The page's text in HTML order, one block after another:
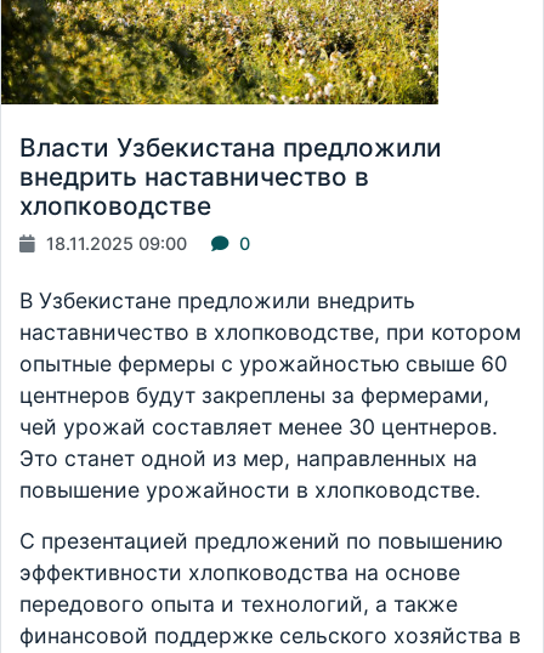
Власти Узбекистана предложили
внедрить наставничество в
хлопководстве
18.11.2025 09:00 0
В Узбекистане предложили внедрить
наставничество в хлопководстве, при котором
опытные фермеры с урожайностью свыше 60
центнеров будут закреплены за фермерами,
чей урожай составляет менее 30 центнеров.
Это станет одной из мер, направленных на
повышение урожайности в хлопководстве.
С презентацией предложений по повышению
эффективности хлопководства на основе
передового опыта и технологий, а также
финансовой поддержке сельского хозяйства в